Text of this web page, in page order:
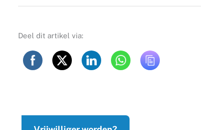
Deel dit artikel via: